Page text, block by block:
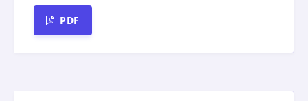
PDF